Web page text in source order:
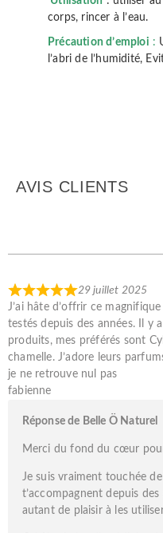
corps, rincer à l’eau.
Précaution d’emploi :
l’abri de l’humidité,
AVIS CLIENTS
29 juillet 2025
J’ai hâte d’offrir ce
testés depuis des années. Il y
produits, mes préférés sont
chamelle. J’adore leurs
je ne retrouve nul pas
fabienne
Réponse de Belle Ö Naturel
Merci du fond du cœur
Je suis vraiment touchée
t’accompagnent depuis
autant de plaisir à les